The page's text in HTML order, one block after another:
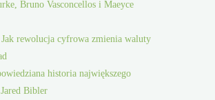
Bruno Vasconcellos i Maeyce
Jak rewolucja cyfrowa zmienia waluty
historia największego
Bibler